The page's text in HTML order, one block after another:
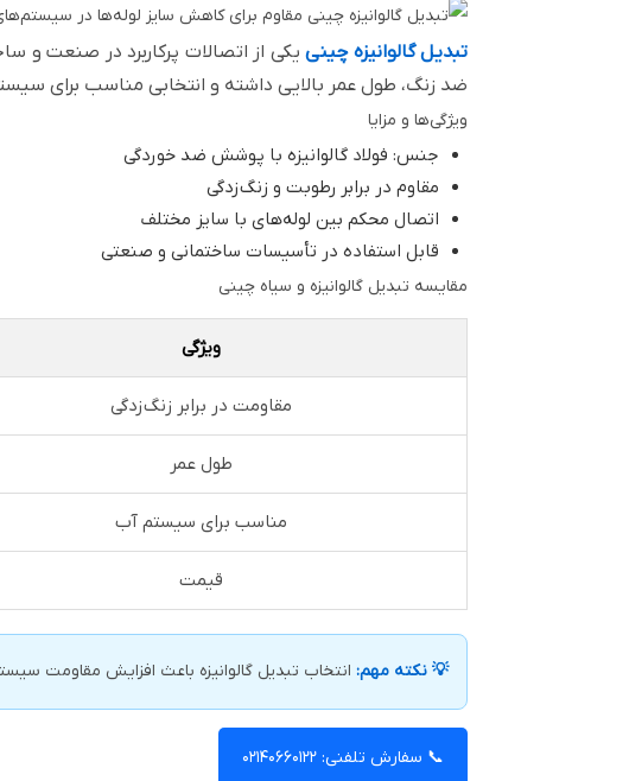
تبدیل گالوانیزه چینییکی از اتصالات پرکاربرد در صنعت و
ضد زنگ، طول عمر بالایی داشته و انتخابی مناسب برای
ویژگی‌ها و مزایا
جنس: فولاد گالوانیزه با پوشش ضد خوردگی
مقاوم در برابر رطوبت و زنگ‌زدگی
اتصال محکم بین لوله‌های با سایز مختلف
قابل استفاده در تأسیسات ساختمانی و صنعتی
مقایسه تبدیل گالوانیزه و سیاه چینی
ویژگی
مقاومت در برابر زنگ‌زدگی
طول عمر
مناسب برای سیستم آب
قیمت
💡 نکته مهم: انتخاب تبدیل گالوانیزه باعث افزایش مقاومت
📞 سفارش تلفنی: 02140660122